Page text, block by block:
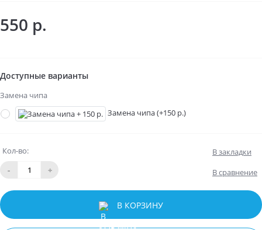
550 р.
Доступные варианты
Замена чипа
Замена чипа (+150 р.)
Кол-во:
-
+
В закладки
В сравнение
В КОРЗИНУ